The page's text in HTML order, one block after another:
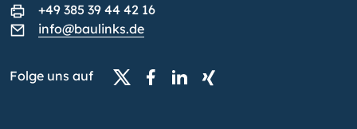
+49 385 39 44 42 16
info@baulinks.de
Folge uns auf